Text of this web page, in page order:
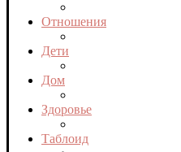
Отношения
Дети
Дом
Здоровье
Таблоид